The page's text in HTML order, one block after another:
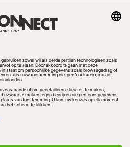
Vacatures
Whitepapers